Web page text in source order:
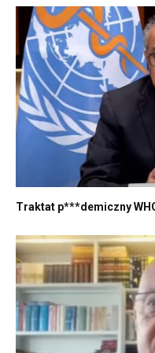
Traktat p***demiczny